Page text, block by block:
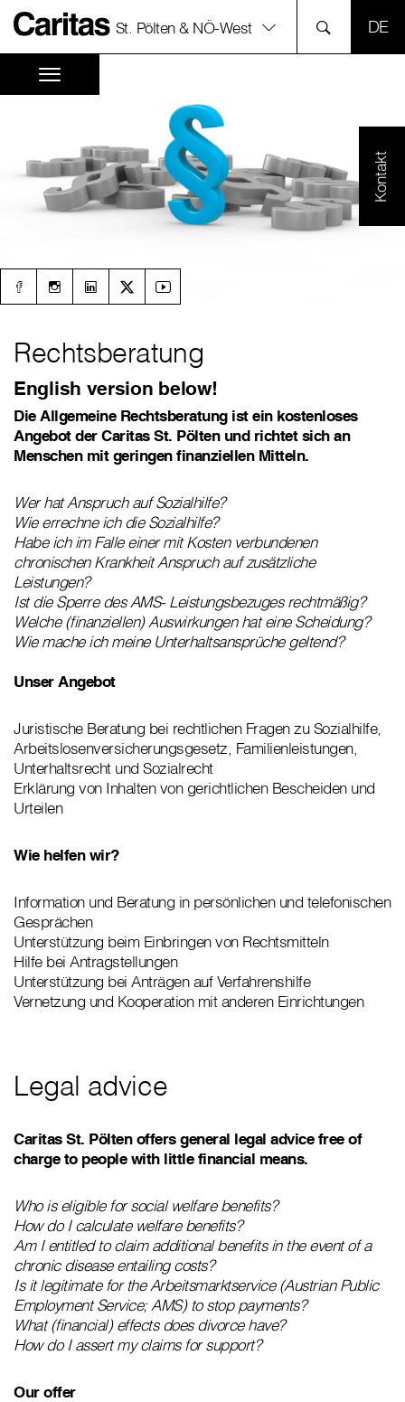
St. Pölten & NÖ-West
Kontakt
Rechtsberatung
English version below!
Die Allgemeine Rechtsberatung ist ein kostenloses
Angebot der Caritas St. Pölten und richtet sich an
Menschen mit geringen finanziellen Mitteln.
Wer hat Anspruch auf Sozialhilfe?
Wie errechne ich die Sozialhilfe?
Habe ich im Falle einer mit Kosten verbundenen
chronischen Krankheit Anspruch auf zusätzliche
Leistungen?
Ist die Sperre des AMS- Leistungsbezuges rechtmäßig?
Welche (finanziellen) Auswirkungen hat eine Scheidung?
Wie mache ich meine Unterhaltsansprüche geltend?
Unser Angebot
Juristische Beratung bei rechtlichen Fragen zu Sozialhilfe,
Arbeitslosenversicherungsgesetz, Familienleistungen,
Unterhaltsrecht und Sozialrecht
Erklärung von Inhalten von gerichtlichen Bescheiden und
Urteilen
Wie helfen wir?
Information und Beratung in persönlichen und telefonischen
Gesprächen
Unterstützung beim Einbringen von Rechtsmitteln
Hilfe bei Antragstellungen
Unterstützung bei Anträgen auf Verfahrenshilfe
Vernetzung und Kooperation mit anderen Einrichtungen
Legal advice
Caritas St. Pölten offers general legal advice free of
charge to people with little financial means.
Who is eligible for social welfare benefits?
How do I calculate welfare benefits?
Am I entitled to claim additional benefits in the event of a
chronic disease entailing costs?
Is it legitimate for the Arbeitsmarktservice (Austrian Public
Employment Service; AMS) to stop payments?
What (financial) effects does divorce have?
How do I assert my claims for support?
Our offer